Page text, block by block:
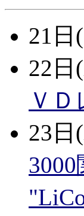
21日
22日
Ｖ
23日
3000